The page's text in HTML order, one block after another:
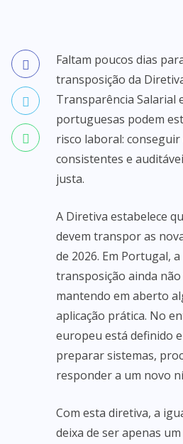
Faltam poucos dias
transposição da
Transparência Salarial
portuguesas podem
risco laboral:
consistentes e
justa.
A Diretiva estabelece
devem transpor as
de 2026. Em Portugal,
transposição ainda
mantendo em aberto
aplicação prática. No
europeu está definido
preparar sistemas,
responder a um novo
Com esta diretiva, a
deixa de ser apenas